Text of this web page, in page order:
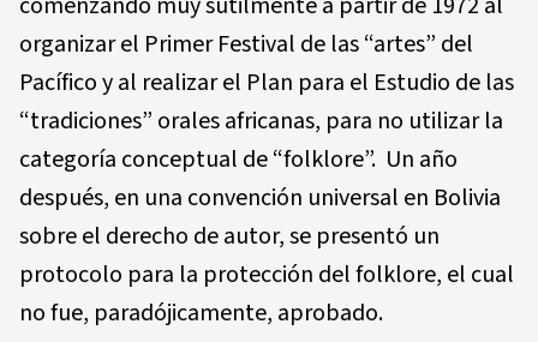
organizar el Primer Festival de las “artes” del
Pacífico y al realizar el Plan para el Estudio de las
“tradiciones” orales africanas, para no utilizar la
categoría conceptual de “folklore”. Un año
después, en una convención universal en Bolivia
sobre el derecho de autor, se presentó un
protocolo para la protección del folklore, el cual
no fue, paradójicamente, aprobado.